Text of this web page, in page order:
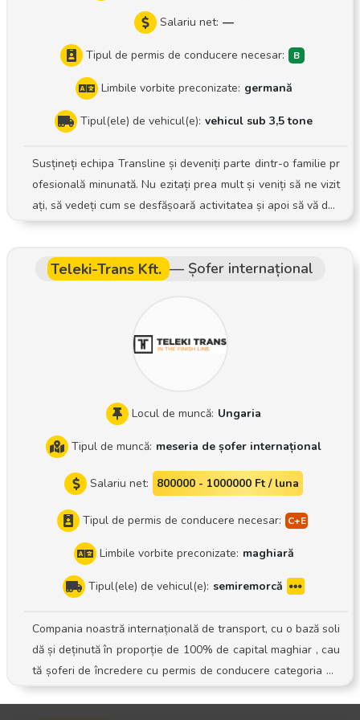
Salariu net: —
Tipul de permis de conducere necesar:
Limbile vorbite preconizate: germană
Tipul(ele) de vehicul(e): vehicul sub 3,5 tone
Susțineți echipa Transline și deveniți parte dintr-o familie pr
ofesională minunată. Nu ezitați prea mult și veniți să ne vizit
ați, să vedeți cum se desfășoară activitatea și apoi să vă dec
ideți. Sarcinile dumneavoastră Pregătirea și planificarea tras
are Livrarea și preluarea la timp a expedierilor, atât pentruTeleki-Trans Kft. — Șofer internațional
Locul de muncă: Ungaria
Tipul de muncă: meseria de șofer internațional
Salariu net: 800000 - 1000000 Ft / luna
Tipul de permis de conducere necesar:
Limbile vorbite preconizate: maghiară
Tipul(ele) de vehicul(e): semiremorcă
Compania noastră internațională de transport, cu o bază soli
dă și deținută în proporție de 100% de capital maghiar , cau
tă șoferi de încredere cu permis de conducere categoria CE
pentru echipa sa în plină expansiune! Activitatea: Conducer